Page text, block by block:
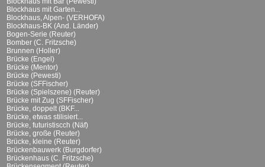
Blockhaus mit Garten...
Blockhaus, Alpen- (VERHOFA)
Blockhaus-BK (And. Länder)
Bogen-Serie (Reuter)
Bomber (C. Fritzsche)
Brunnen (Holler)
Brücke (Engel)
Brücke (Mentor)
Brücke (Pewesti)
Brücke (SFFischer)
Brücke (Spielszene) (Reuter)
Brücke mit Zug (SFFischer)
Brücke, doppelt (BKF...
Brücke, etwas stilisiert...
Brücke, futuristiscch (Näf)
Brücke, große (Reuter)
Brücke, kleine (Reuter)
Brückenbauwerk (Burgdorfer)
Brückenhaus (C. Fritzsche)